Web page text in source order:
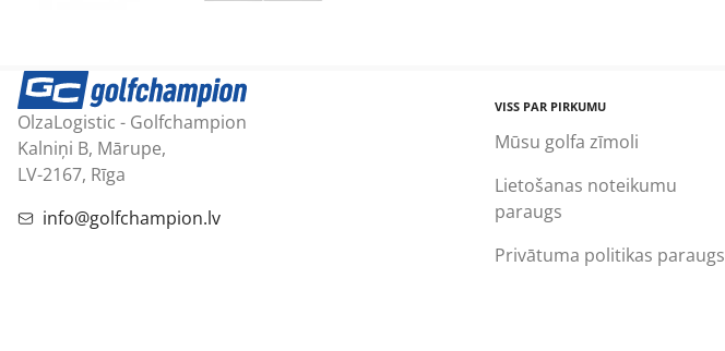
OlzaLogistic - Golfchampion
Kalniņi B, Mārupe,
LV-2167, Rīga
info@golfchampion.lv
VISS PAR PIRKUMU
Mūsu golfa zīmoli
Lietošanas noteikumu
paraugs
Privātuma politikas paraugs